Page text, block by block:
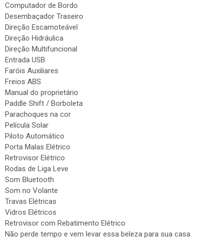
Computador de Bordo
Desembaçador Traseiro
Direção Escamoteável
Direção Hidráulica
Direção Multifuncional
Entrada USB
Faróis Auxiliares
Freios ABS
Manual do proprietário
Paddle Shift / Borboleta
Parachoques na cor
Película Solar
Piloto Automático
Porta Malas Elétrico
Retrovisor Elétrico
Rodas de Liga Leve
Som Bluetooth
Som no Volante
Travas Elétricas
Vidros Elétricos
Retrovisor com Rebatimento Elétrico
Não perde tempo e vem levar essa beleza para sua casa.